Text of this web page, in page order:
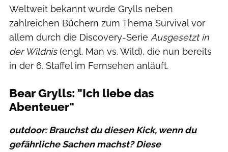
Weltweit bekannt wurde Grylls neben
zahlreichen Büchern zum Thema Survival vor
allem durch die Discovery-Serie Ausgesetzt in
der Wildnis(engl. Man vs. Wild), die nun bereits
in der 6. Staffel im Fernsehen anläuft.
Bear Grylls: "Ich liebe das
Abenteuer"
outdoor: Brauchst du diesen Kick, wenn du
gefährliche Sachen machst? Diese